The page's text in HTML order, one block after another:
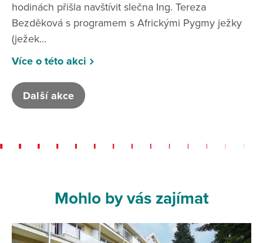
hodinách přišla navštívit slečna Ing. Tereza
Bezděková s programem s Africkými Pygmy ježky
(ježek...
Více o této akci
Další akce
Mohlo by vás zajímat